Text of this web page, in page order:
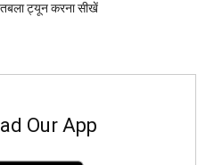
ट्यून करना सीखें
Our App